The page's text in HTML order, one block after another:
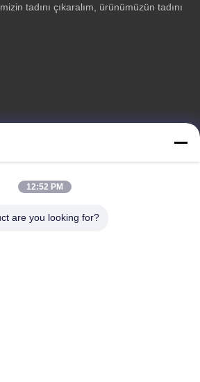
tadını çıkaralım, ürünümüzün tadını
12:52 PM
are you looking for?